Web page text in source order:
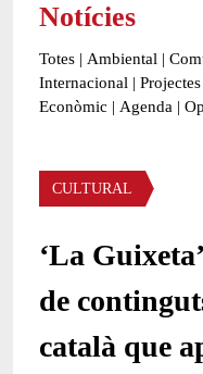
Notícies
Totes | Ambiental |
Internacional | Projectes
Econòmic | Agenda |
Àmbit de la notícia
CULTURAL
‘La
de
català que